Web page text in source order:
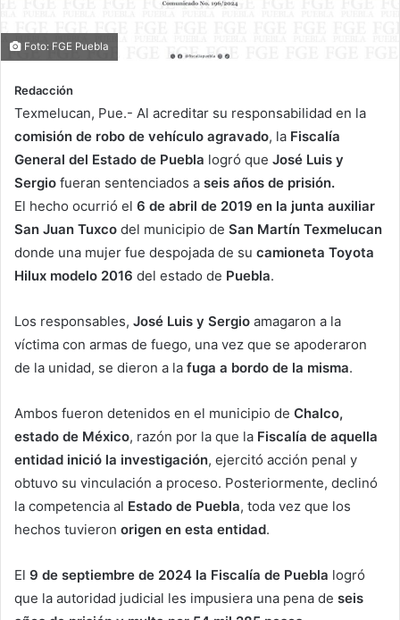
Foto: FGE Puebla
Redacción
Texmelucan, Pue.- Al acreditar su responsabilidad en la
comisión de robo de vehículo agravado, la Fiscalía
General del Estado de Puebla logró que José Luis y
Sergio fueran sentenciados a seis años de prisión.
El hecho ocurrió el 6 de abril de 2019 en la junta auxiliar
San Juan Tuxco del municipio de San Martín Texmelucan
donde una mujer fue despojada de su camioneta Toyota
Hilux modelo 2016 del estado de Puebla.
Los responsables, José Luis y Sergio amagaron a la
víctima con armas de fuego, una vez que se apoderaron
de la unidad, se dieron a la fuga a bordo de la misma.
Ambos fueron detenidos en el municipio de Chalco,
estado de México, razón por la que la Fiscalía de aquella
entidad inició la investigación, ejercitó acción penal y
obtuvo su vinculación a proceso. Posteriormente, declinó
la competencia al Estado de Puebla, toda vez que los
hechos tuvieron origen en esta entidad.
El 9 de septiembre de 2024 la Fiscalía de Puebla logró
que la autoridad judicial les impusiera una pena de seis